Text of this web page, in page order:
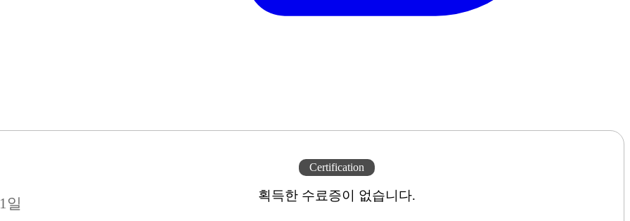
일
Certification
획득한 수료증이 없습니다.